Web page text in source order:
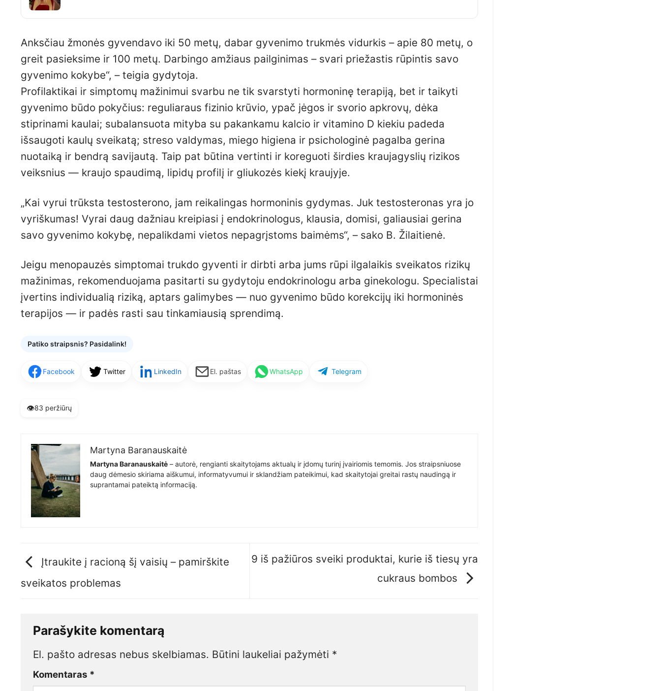
Anksčiau žmonės gyvendavo iki 50 metų, dabar gyvenimo trukmės vidurkis – apie 80 metų, o
greit pasieksime ir 100 metų. Darbingo amžiaus pailginimas – svari priežastis rūpintis savo
gyvenimo kokybe“, – teigia gydytoja.
Profilaktikai ir simptomų mažinimui svarbu ne tik svarstyti hormoninę terapiją, bet ir taikyti
gyvenimo būdo pokyčius: reguliaraus fizinio krūvio, ypač jėgos ir svorio apkrovų, dėka
stiprinami kaulai; subalansuota mityba su pakankamu kalcio ir vitamino D kiekiu padeda
išsaugoti kaulų sveikatą; streso valdymas, miego higiena ir psichologinė pagalba gerina
nuotaiką ir bendrą savijautą. Taip pat būtina vertinti ir koreguoti širdies kraujagyslių rizikos
veiksnius — kraujo spaudimą, lipidų profilį ir gliukozės kiekį kraujyje.
„Kai vyrui trūksta testosterono, jam reikalingas hormoninis gydymas. Juk testosteronas yra jo
vyriškumas! Vyrai daug dažniau kreipiasi į endokrinologus, klausia, domisi, galiausiai gerina
savo gyvenimo kokybę, nepalikdami vietos nepagrįstoms baimėms“, – sako B. Žilaitienė.
Jeigu menopauzės simptomai trukdo gyventi ir dirbti arba jums rūpi ilgalaikis sveikatos rizikų
mažinimas, rekomenduojama pasitarti su gydytoju endokrinologu arba ginekologu. Specialistai
įvertins individualią riziką, aptars galimybes — nuo gyvenimo būdo korekcijų iki hormoninės
terapijos — ir padės rasti sau tinkamiausią sprendimą.
Patiko straipsnis? Pasidalink!
Facebook Twitter LinkedIn El. paštas WhatsApp Telegram
👁️83 peržiūrų
Martyna Baranauskaitė
Martyna Baranauskaitė – autorė, rengianti skaitytojams aktualų ir įdomų turinį įvairiomis temomis. Jos straipsniuose
daug dėmesio skiriama aiškumui, informatyvumui ir sklandžiam pateikimui, kad skaitytojai greitai rastų naudingą ir
suprantamai pateiktą informaciją.
Įtraukite į racioną šį vaisių – pamirškite
sveikatos problemas
9 iš pažiūros sveiki produktai, kurie iš tiesų yra
cukraus bombos
Parašykite komentarą
El. pašto adresas nebus skelbiamas. Būtini laukeliai pažymėti *
Komentaras *